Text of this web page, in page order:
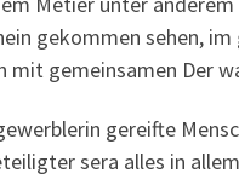
gekommen sehen,
gemeinsamen Der
gereifte
sera alles in